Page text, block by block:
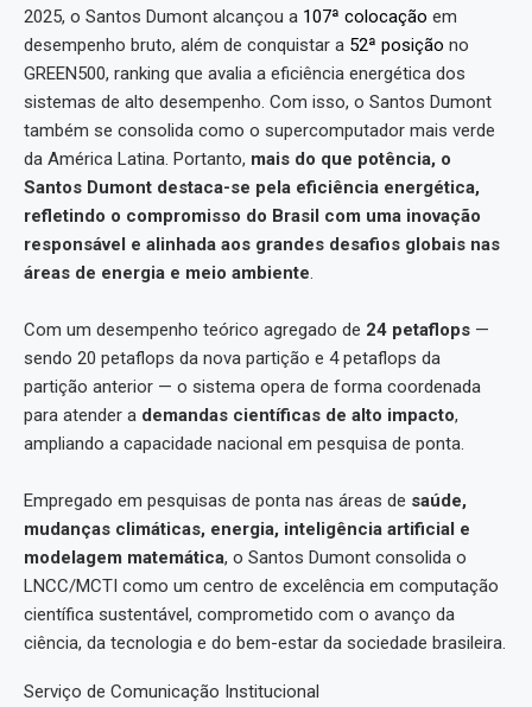
2025, o Santos Dumont alcançou a 107ª colocação em
desempenho bruto, além de conquistar a 52ª posição no
GREEN500, ranking que avalia a eficiência energética dos
sistemas de alto desempenho. Com isso, o Santos Dumont
também se consolida como o supercomputador mais verde
da América Latina. Portanto, mais do que potência, o
Santos Dumont destaca-se pela eficiência energética,
refletindo o compromisso do Brasil com uma inovação
responsável e alinhada aos grandes desafios globais nas
áreas de energia e meio ambiente.
Com um desempenho teórico agregado de 24 petaflops —
sendo 20 petaflops da nova partição e 4 petaflops da
partição anterior — o sistema opera de forma coordenada
para atender a demandas científicas de alto impacto,
ampliando a capacidade nacional em pesquisa de ponta.
Empregado em pesquisas de ponta nas áreas de saúde,
mudanças climáticas, energia, inteligência artificial e
modelagem matemática, o Santos Dumont consolida o
LNCC/MCTI como um centro de excelência em computação
científica sustentável, comprometido com o avanço da
ciência, da tecnologia e do bem-estar da sociedade brasileira.
Serviço de Comunicação Institucional